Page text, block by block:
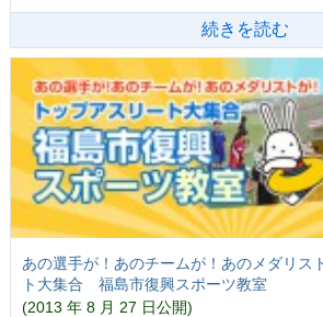
続きを読む
あの選手が！あのチームが！あのメダリス
ト大集合 福島市復興スポーツ教室
(2013 年 8 月 27 日公開)